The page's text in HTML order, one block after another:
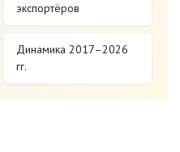
экспортёров
Динамика 2017–2026
гг.